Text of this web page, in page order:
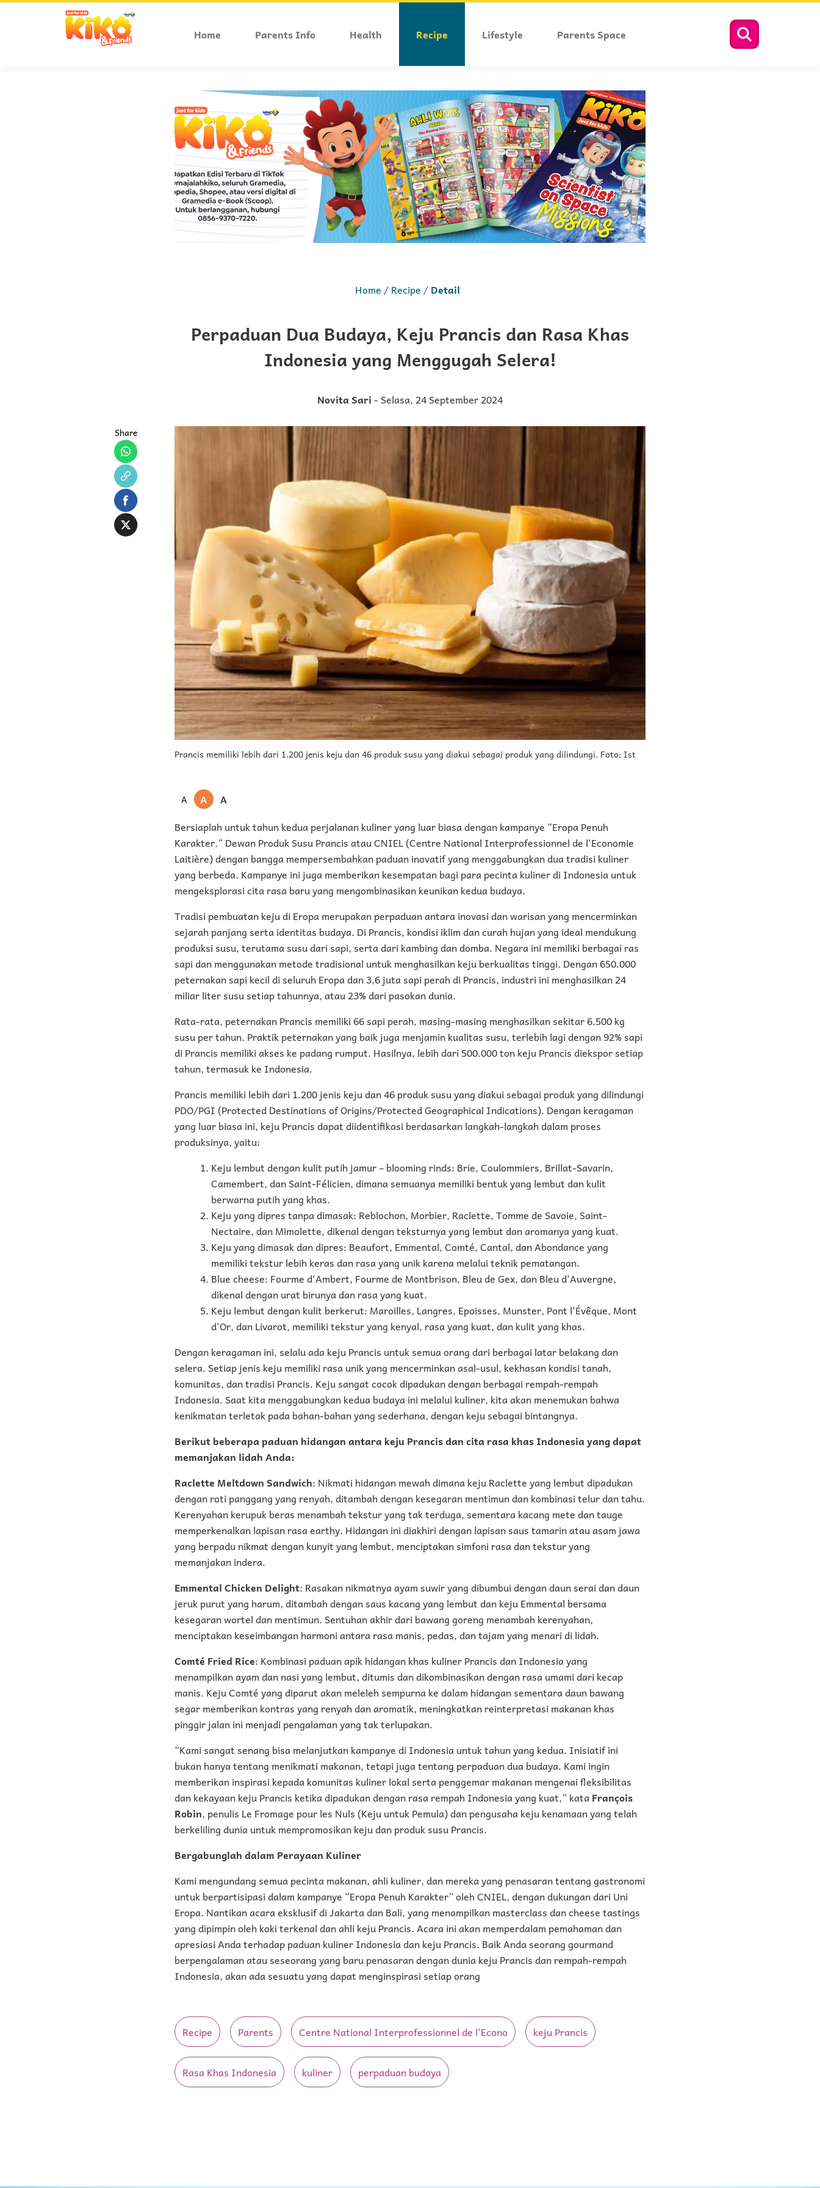
Home Parents Info Health Recipe Lifestyle Parents Space
Home Recipe Detail
Perpaduan Dua Budaya, Keju Prancis dan Rasa Khas
Indonesia yang Menggugah Selera!
Novita Sari- Selasa, 24 September 2024
Share
Prancis memiliki lebih dari 1.200 jenis keju dan 46 produk susu yang diakui sebagai produk yang dilindungi. Foto: Ist
A A
A
Bersiaplah untuk tahun kedua perjalanan kuliner yang luar biasa dengan kampanye “Eropa Penuh
Karakter.” Dewan Produk Susu Prancis atau CNIEL (Centre National Interprofessionnel de l'Economie
Laitière) dengan bangga mempersembahkan paduan inovatif yang menggabungkan dua tradisi kuliner
yang berbeda. Kampanye ini juga memberikan kesempatan bagi para pecinta kuliner di Indonesia untuk
mengeksplorasi cita rasa baru yang mengombinasikan keunikan kedua budaya.
Tradisi pembuatan keju di Eropa merupakan perpaduan antara inovasi dan warisan yang mencerminkan
sejarah panjang serta identitas budaya. Di Prancis, kondisi iklim dan curah hujan yang ideal mendukung
produksi susu, terutama susu dari sapi, serta dari kambing dan domba. Negara ini memiliki berbagai ras
sapi dan menggunakan metode tradisional untuk menghasilkan keju berkualitas tinggi. Dengan 650.000
peternakan sapi kecil di seluruh Eropa dan 3,6 juta sapi perah di Prancis, industri ini menghasilkan 24
miliar liter susu setiap tahunnya, atau 23% dari pasokan dunia.
Rata-rata, peternakan Prancis memiliki 66 sapi perah, masing-masing menghasilkan sekitar 6.500 kg
susu per tahun. Praktik peternakan yang baik juga menjamin kualitas susu, terlebih lagi dengan 92% sapi
di Prancis memiliki akses ke padang rumput. Hasilnya, lebih dari 500.000 ton keju Prancis diekspor setiap
tahun, termasuk ke Indonesia.
Prancis memiliki lebih dari 1.200 jenis keju dan 46 produk susu yang diakui sebagai produk yang dilindungi
PDO/PGI (Protected Destinations of Origins/Protected Geographical Indications). Dengan keragaman
yang luar biasa ini, keju Prancis dapat diidentifikasi berdasarkan langkah-langkah dalam proses
produksinya, yaitu:
Keju lembut dengan kulit putih jamur – blooming rinds: Brie, Coulommiers, Brillat-Savarin,
Camembert, dan Saint-Félicien, dimana semuanya memiliki bentuk yang lembut dan kulit
berwarna putih yang khas.
Keju yang dipres tanpa dimasak: Reblochon, Morbier, Raclette, Tomme de Savoie, Saint-
Nectaire, dan Mimolette, dikenal dengan teksturnya yang lembut dan aromanya yang kuat.
Keju yang dimasak dan dipres: Beaufort, Emmental, Comté, Cantal, dan Abondance yang
memiliki tekstur lebih keras dan rasa yang unik karena melalui teknik pematangan.
Blue cheese: Fourme d'Ambert, Fourme de Montbrison, Bleu de Gex, dan Bleu d'Auvergne,
dikenal dengan urat birunya dan rasa yang kuat.
Keju lembut dengan kulit berkerut: Maroilles, Langres, Epoisses, Munster, Pont l'Évêque, Mont
d'Or, dan Livarot, memiliki tekstur yang kenyal, rasa yang kuat, dan kulit yang khas.
Dengan keragaman ini, selalu ada keju Prancis untuk semua orang dari berbagai latar belakang dan
selera. Setiap jenis keju memiliki rasa unik yang mencerminkan asal-usul, kekhasan kondisi tanah,
komunitas, dan tradisi Prancis. Keju sangat cocok dipadukan dengan berbagai rempah-rempah
Indonesia. Saat kita menggabungkan kedua budaya ini melalui kuliner, kita akan menemukan bahwa
kenikmatan terletak pada bahan-bahan yang sederhana, dengan keju sebagai bintangnya.
Berikut beberapa paduan hidangan antara keju Prancis dan cita rasa khas Indonesia yang dapat
memanjakan lidah Anda:
Raclette Meltdown Sandwich: Nikmati hidangan mewah dimana keju Raclette yang lembut dipadukan
dengan roti panggang yang renyah, ditambah dengan kesegaran mentimun dan kombinasi telur dan tahu.
Kerenyahan kerupuk beras menambah tekstur yang tak terduga, sementara kacang mete dan tauge
memperkenalkan lapisan rasa earthy. Hidangan ini diakhiri dengan lapisan saus tamarin atau asam jawa
yang berpadu nikmat dengan kunyit yang lembut, menciptakan simfoni rasa dan tekstur yang
memanjakan indera.
Emmental Chicken Delight: Rasakan nikmatnya ayam suwir yang dibumbui dengan daun serai dan daun
jeruk purut yang harum, ditambah dengan saus kacang yang lembut dan keju Emmental bersama
kesegaran wortel dan mentimun. Sentuhan akhir dari bawang goreng menambah kerenyahan,
menciptakan keseimbangan harmoni antara rasa manis, pedas, dan tajam yang menari di lidah.
Comté Fried Rice: Kombinasi paduan apik hidangan khas kuliner Prancis dan Indonesia yang
menampilkan ayam dan nasi yang lembut, ditumis dan dikombinasikan dengan rasa umami dari kecap
manis. Keju Comté yang diparut akan meleleh sempurna ke dalam hidangan sementara daun bawang
segar memberikan kontras yang renyah dan aromatik, meningkatkan reinterpretasi makanan khas
pinggir jalan ini menjadi pengalaman yang tak terlupakan.
“Kami sangat senang bisa melanjutkan kampanye di Indonesia untuk tahun yang kedua. Inisiatif ini
bukan hanya tentang menikmati makanan, tetapi juga tentang perpaduan dua budaya. Kami ingin
memberikan inspirasi kepada komunitas kuliner lokal serta penggemar makanan mengenai fleksibilitas
dan kekayaan keju Prancis ketika dipadukan dengan rasa rempah Indonesia yang kuat,” kata François
Robin, penulis Le Fromage pour les Nuls (Keju untuk Pemula) dan pengusaha keju kenamaan yang telah
berkeliling dunia untuk mempromosikan keju dan produk susu Prancis.
Bergabunglah dalam Perayaan Kuliner
Kami mengundang semua pecinta makanan, ahli kuliner, dan mereka yang penasaran tentang gastronomi
untuk berpartisipasi dalam kampanye “Eropa Penuh Karakter” oleh CNIEL, dengan dukungan dari Uni
Eropa. Nantikan acara eksklusif di Jakarta dan Bali, yang menampilkan masterclass dan cheese tastings
yang dipimpin oleh koki terkenal dan ahli keju Prancis. Acara ini akan memperdalam pemahaman dan
apresiasi Anda terhadap paduan kuliner Indonesia dan keju Prancis. Baik Anda seorang gourmand
berpengalaman atau seseorang yang baru penasaran dengan dunia keju Prancis dan rempah-rempah
Indonesia, akan ada sesuatu yang dapat menginspirasi setiap orang
Recipe Parents Centre National Interprofessionnel de l'Econo keju Prancis
Rasa Khas Indonesia kuliner perpaduan budaya